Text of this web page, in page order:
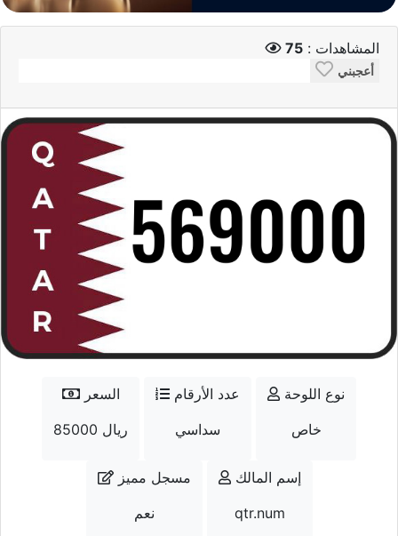
المشاهدات : 75
أعجبني
السعر
85000 ريال
عدد الأرقام
سداسي
نوع اللوحة
خاص
مسجل مميز
نعم
إسم المالك
qtr.num